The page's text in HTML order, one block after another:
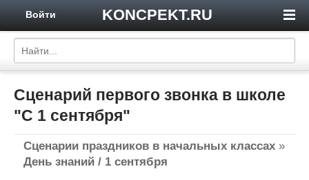
KONCPEKT.RU
Войти
Сценарий первого звонка в школе
"С 1 сентября"
Сценарии праздников в начальных классах »
День знаний / 1 сентября